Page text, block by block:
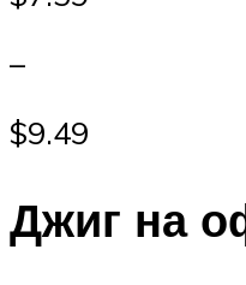
–
$9.49
Джиг на